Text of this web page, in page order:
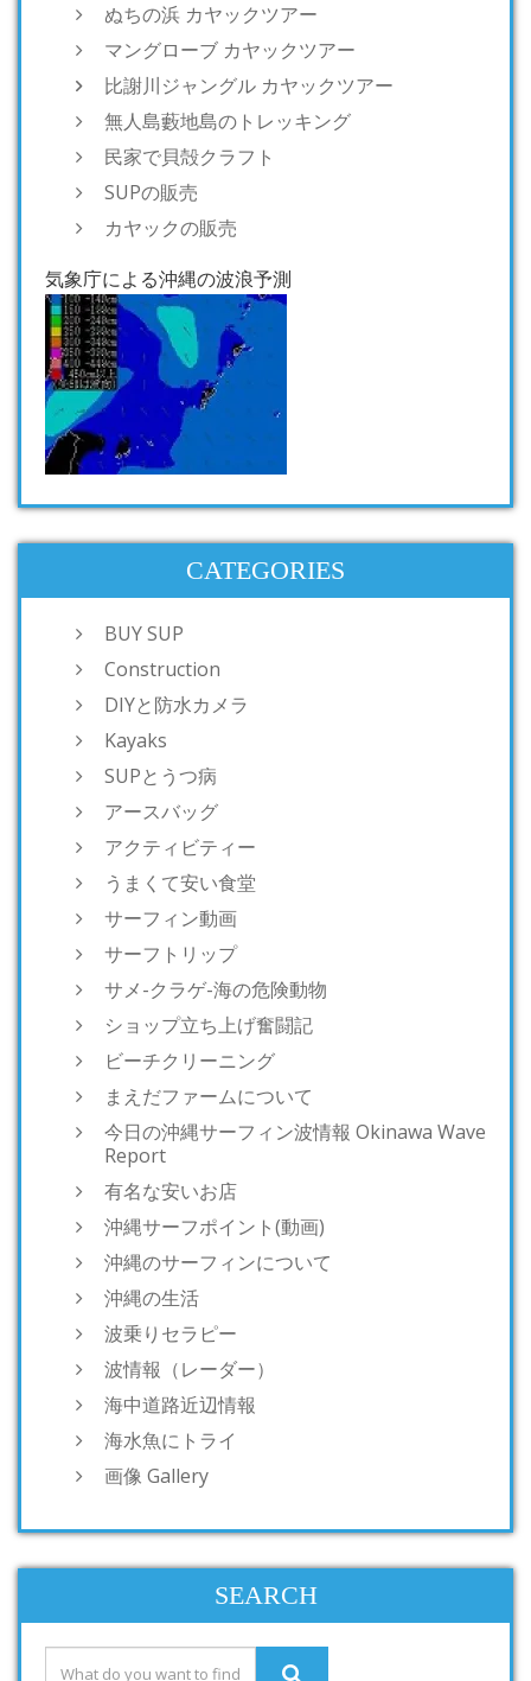
ぬちの浜 カヤックツアー
マングローブ カヤックツアー
比謝川ジャングル カヤックツアー
無人島藪地島のトレッキング
民家で貝殻クラフト
SUPの販売
カヤックの販売
気象庁による沖縄の波浪予測
CATEGORIES
BUY SUP
Construction
DIYと防水カメラ
Kayaks
SUPとうつ病
アースバッグ
アクティビティー
うまくて安い食堂
サーフィン動画
サーフトリップ
サメ-クラゲ-海の危険動物
ショップ立ち上げ奮闘記
ビーチクリーニング
まえだファームについて
今日の沖縄サーフィン波情報 Okinawa Wave
Report
有名な安いお店
沖縄サーフポイント(動画)
沖縄のサーフィンについて
沖縄の生活
波乗りセラピー
波情報（レーダー）
海中道路近辺情報
海水魚にトライ
画像 Gallery
SEARCH